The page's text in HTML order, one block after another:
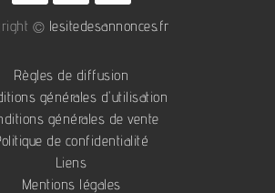
© lesitedesannonces.fr
Règles de diffusion
générales d'utilisation
générales de vente
de confidentialité
Liens
Mentions légales